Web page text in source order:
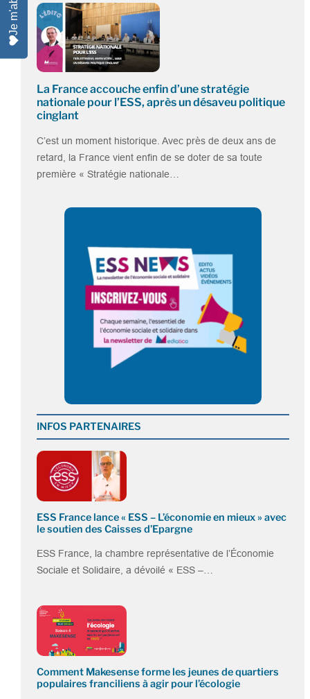
La France accouche enfin d’une stratégie
nationale pour l’ESS, après un désaveu politique
cinglant
C’est un moment historique. Avec près de deux ans de
retard, la France vient enfin de se doter de sa toute
première « Stratégie nationale…
INFOS PARTENAIRES
ESS France lance « ESS – L’économie en mieux » avec
le soutien des Caisses d’Epargne
ESS France, la chambre représentative de l’Économie
Sociale et Solidaire, a dévoilé « ESS –…
Comment Makesense forme les jeunes de quartiers
populaires franciliens à agir pour l’écologie